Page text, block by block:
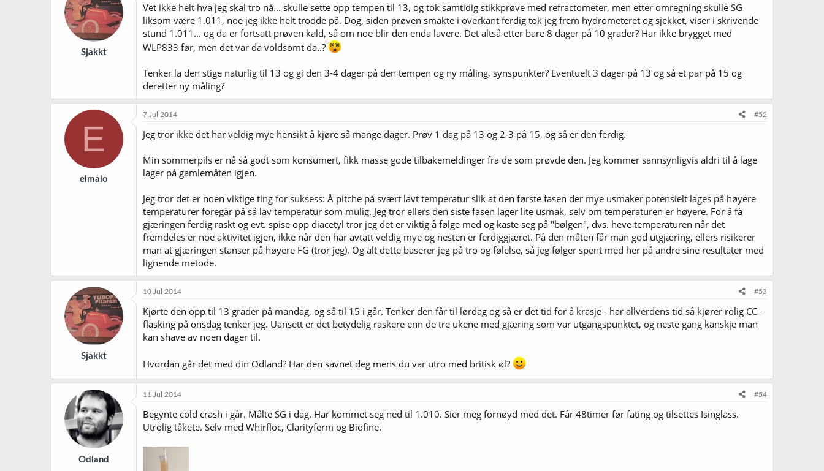
Sjakkt
Vet ikke helt hva jeg skal tro nå... skulle sette opp tempen til 13, og tok samtidig stikkprøve med refractometer, men etter omregning skulle SG
liksom være 1.011, noe jeg ikke helt trodde på. Dog, siden prøven smakte i overkant ferdig tok jeg frem hydrometeret og sjekket, viser i skrivende
stund 1.011... og da er fortsatt prøven kald, så om noe blir den enda lavere. Det altså etter bare 8 dager på 10 grader? Har ikke brygget med
WLP833 før, men det var da voldsomt da..?
Tenker la den stige naturlig til 13 og gi den 3-4 dager på den tempen og ny måling, synspunkter? Eventuelt 3 dager på 13 og så et par på 15 og
deretter ny måling?
E
elmalo
7 Jul 2014 #52
Jeg tror ikke det har veldig mye hensikt å kjøre så mange dager. Prøv 1 dag på 13 og 2-3 på 15, og så er den ferdig.
Min sommerpils er nå så godt som konsumert, fikk masse gode tilbakemeldinger fra de som prøvde den. Jeg kommer sannsynligvis aldri til å lage
lager på gamlemåten igjen.
Jeg tror det er noen viktige ting for suksess: Å pitche på svært lavt temperatur slik at den første fasen der mye usmaker potensielt lages på høyere
temperaturer foregår på så lav temperatur som mulig. Jeg tror ellers den siste fasen lager lite usmak, selv om temperaturen er høyere. For å få
gjæringen ferdig raskt og evt. spise opp diacetyl tror jeg det er viktig å følge med og kaste seg på "bølgen", dvs. heve temperaturen når det
fremdeles er noe aktivitet igjen, ikke når den har avtatt veldig mye og nesten er ferdiggjæret. På den måten får man god utgjæring, ellers risikerer
man at gjæringen stanser på høyere FG (tror jeg). Og alt dette baserer jeg på tro og følelse, så jeg følger spent med her på andre sine resultater med
lignende metode.
Sjakkt
10 Jul 2014 #53
Kjørte den opp til 13 grader på mandag, og så til 15 i går. Tenker den får til lørdag og så er det tid for å krasje - har allverdens tid så kjører rolig CC -
flasking på onsdag tenker jeg. Uansett er det betydelig raskere enn de tre ukene med gjæring som var utgangspunktet, og neste gang kanskje man
kan shave av noen dager til.
Hvordan går det med din Odland? Har den savnet deg mens du var utro med britisk øl?
Odland
11 Jul 2014 #54
Begynte cold crash i går. Målte SG i dag. Har kommet seg ned til 1.010. Sier meg fornøyd med det. Får 48timer før fating og tilsettes Isinglass.
Utrolig tåkete. Selv med Whirfloc, Clarityferm og Biofine.